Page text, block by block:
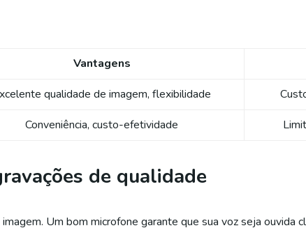
Vantagens
qualidade de imagem, flexibilidade
Conveniência, custo-efetividade
de qualidade
Um bom microfone garante que sua voz seja ouvida